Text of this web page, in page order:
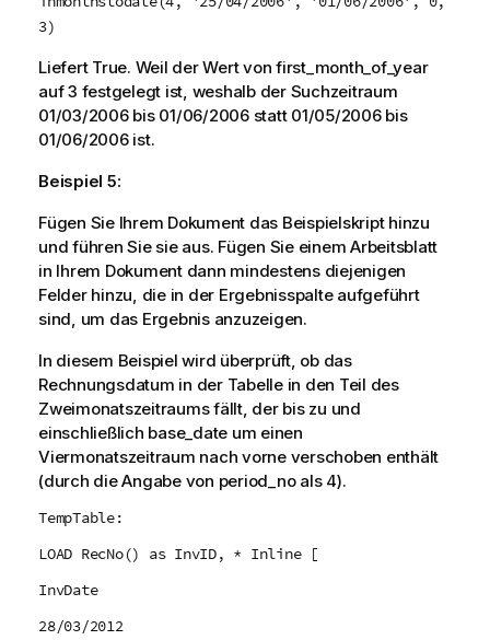
3)
Liefert True. Weil der Wert von first_month_of_year
auf3 festgelegt ist, weshalb der Suchzeitraum
01/03/2006bis 01/06/2006statt 01/05/2006bis
01/06/2006ist.
Beispiel 5:
Fügen Sie Ihrem Dokument das Beispielskript hinzu
und führen Sie sie aus. Fügen Sie einem Arbeitsblatt
in Ihrem Dokument dann mindestens diejenigen
Felder hinzu, die in der Ergebnisspalte aufgeführt
sind, um das Ergebnis anzuzeigen.
In diesem Beispiel wird überprüft, ob das
Rechnungsdatum in der Tabelle in den Teil des
Zweimonatszeitraums fällt, der bis zu und
einschließlich base_date um einen
Viermonatszeitraum nach vorne verschoben enthält
(durch die Angabe von period_noals 4).
TempTable:
LOAD RecNo() as InvID, * Inline [
InvDate
28/03/2012